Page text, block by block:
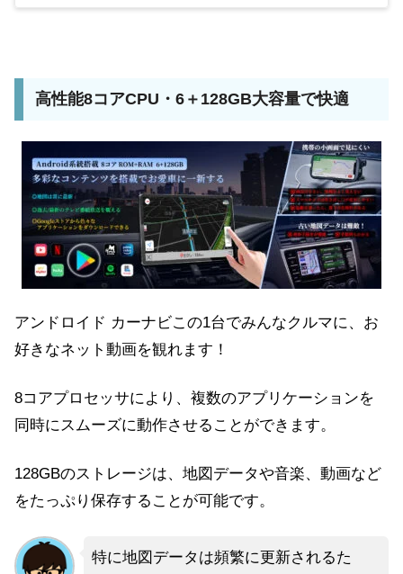
高性能8コアCPU・6＋128GB大容量で快適
アンドロイド カーナビこの1台でみんなクルマに、お
好きなネット動画を観れます！
8コアプロセッサにより、複数のアプリケーションを
同時にスムーズに動作させることができます。
128GBのストレージは、地図データや音楽、動画など
をたっぷり保存することが可能です。
特に地図データは頻繁に更新されるた